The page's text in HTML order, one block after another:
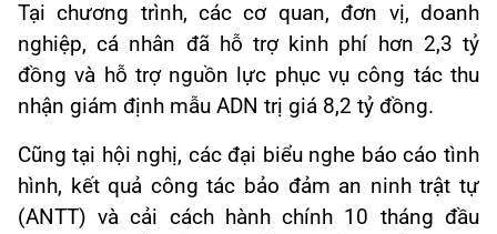
Tại chương trình, các cơ quan, đơn vị, doanh
nghiệp, cá nhân đã hỗ trợ kinh phí hơn 2,3 tỷ
đồng và hỗ trợ nguồn lực phục vụ công tác thu
nhận giám định mẫu ADN trị giá 8,2 tỷ đồng.
Cũng tại hội nghị, các đại biểu nghe báo cáo tình
hình, kết quả công tác bảo đảm an ninh trật tự
(ANTT) và cải cách hành chính 10 tháng đầu